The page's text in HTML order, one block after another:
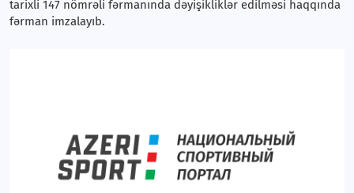
tarixli 147 nömrəli fərmanında dəyişikliklər edilməsi haqqında
fərman imzalayıb.